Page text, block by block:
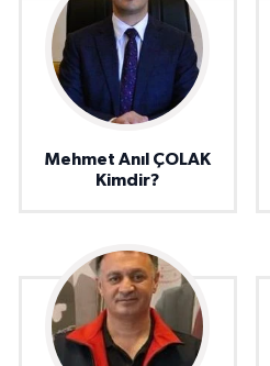
Mehmet Anıl ÇOLAK
Kimdir?